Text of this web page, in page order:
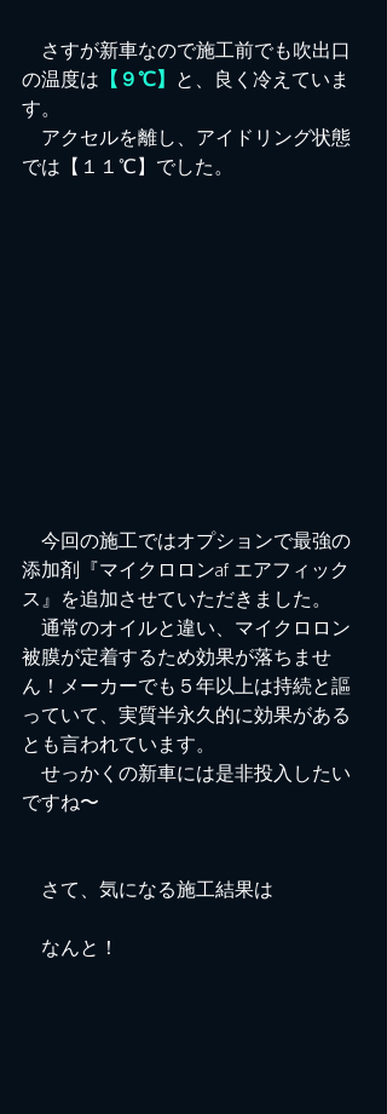
さすが新車なので施工前でも吹出口
の温度は 【９℃】
と、良く冷えていま
す。
アクセルを離し、アイドリング状態
では【１１℃】でした。
今回の施工ではオプションで最強の
添加剤『マイクロロンaf エアフィック
ス』を追加させていただきました。
通常のオイルと違い、マイクロロン
被膜が定着するため効果が落ちませ
ん！メーカーでも５年以上は持続と謳
っていて、実質半永久的に効果がある
とも言われています。
せっかくの新車には是非投入したい
ですね〜
さて、気になる施工結果は
なんと！